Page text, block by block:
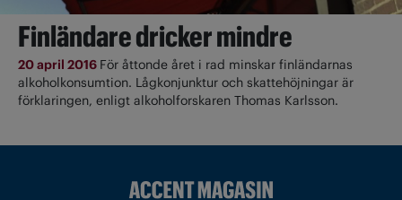
Finländare dricker mindre
20 april 2016 För åttonde året i rad minskar finländarnas
alkoholkonsumtion. Lågkonjunktur och skattehöjningar är
förklaringen, enligt alkoholforskaren Thomas Karlsson.